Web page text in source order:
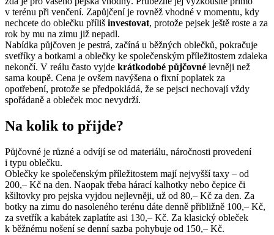
v terénu při venčení. Zapůjčení je rovněž vhodné v momentu, kdy
nechcete do oblečku příliš investovat, protože pejsek ještě roste a za
rok by mu na zimu již nepadl.
Nabídka půjčoven je pestrá, začíná u běžných oblečků, pokračuje
svetříky a botkami a oblečky ke společenským příležitostem zdaleka
nekončí. V reálu často vyjde krátkodobé půjčovné levněji než
sama koupě. Cena je ovšem navýšena o fixní poplatek za
opotřebení, protože se předpokládá, že se pejsci nechovají vždy
spořádaně a obleček moc nevydrží.
Na kolik to přijde?
Půjčovné je různé a odvíjí se od materiálu, náročnosti provedení
i typu oblečku.
Oblečky ke společenským příležitostem mají nejvyšší taxy – od
200,– Kč na den. Naopak třeba hárací kalhotky nebo čepice či
kšiltovky pro pejska vyjdou nejlevněji, už od 80,– Kč za den. Za
botky na zimu do nasoleného terénu dáte denně přibližně 100,– Kč,
za svetřík a kabátek zaplatíte asi 130,– Kč. Za klasický obleček
k běžnému nošení se denní sazba pohybuje od 150,– Kč.